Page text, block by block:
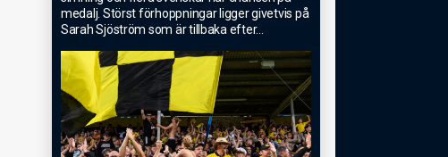
medalj. Störst förhoppningar ligger givetvis på
Sarah Sjöström som är tillbaka efter...